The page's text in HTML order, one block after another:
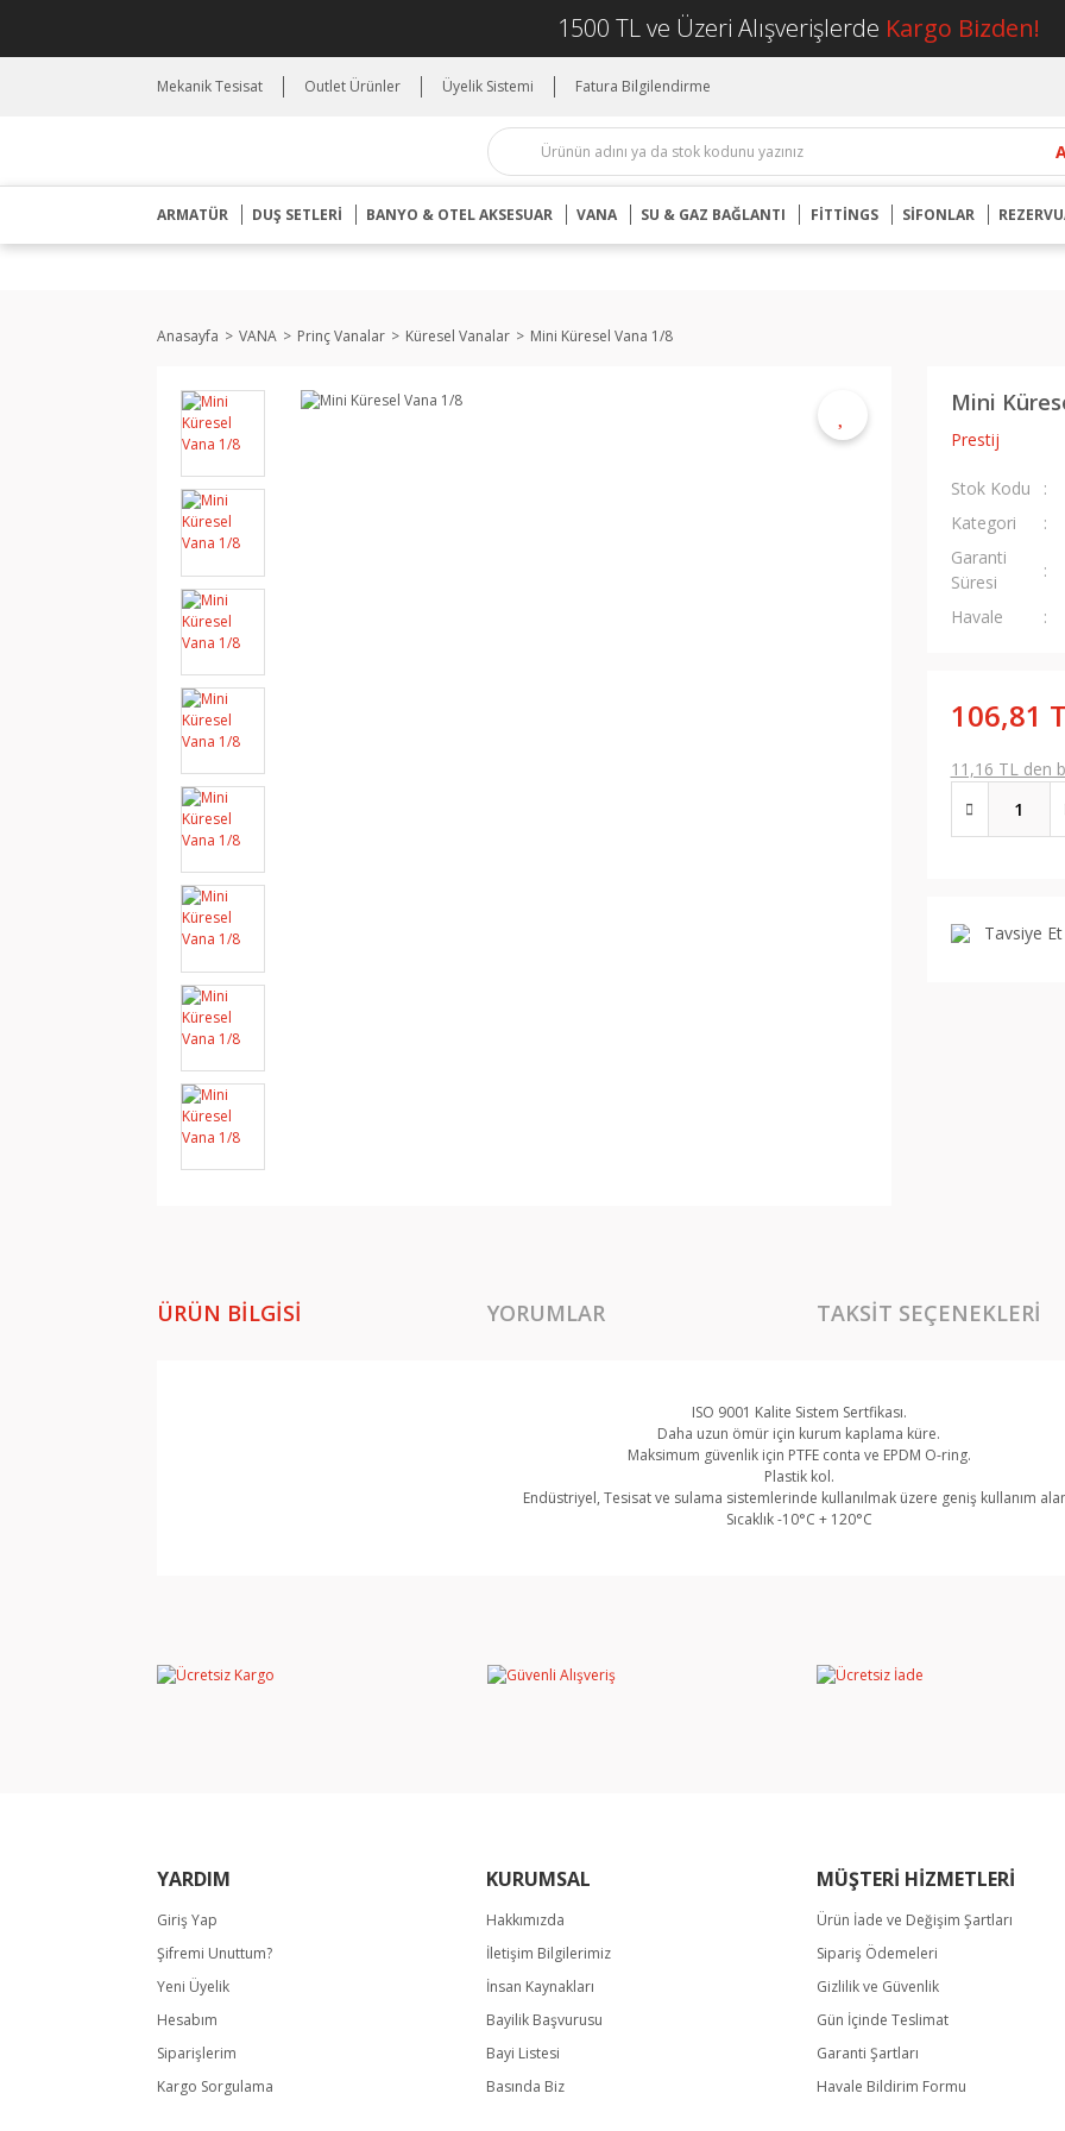
1500 TL ve Üzeri Alışverişlerde Kargo Bizden!
Mekanik Tesisat Outlet Ürünler Üyelik Sistemi Fatura Bilgilendirme
ARMATÜR DUŞ SETLERİ BANYO & OTEL AKSESUAR VANA SU & GAZ BAĞLANTI FİTTİNGS SİFONLAR
Anasayfa VANA Prinç Vanalar Küresel Vanalar Mini Küresel Vana 1/8
Mini
Prestij
Stok Kodu
Kategori
Garanti
Süresi
Havale
106,81
11,16 TL den
Tavsiye Et
ÜRÜN BILGISI YORUMLAR TAKSIT SEÇENEKLERI
ISO 9001 Kalite Sistem Sertfikası.
Daha uzun ömür için kurum kaplama küre.
Maksimum güvenlik için PTFE conta ve EPDM O-ring.
Plastik kol.
Endüstriyel, Tesisat ve sulama sistemlerinde kullanılmak üzere geniş kullanım
Sıcaklık -10°C + 120°C
Yorum Yaz
Ürün resmi kalitesiz, bozuk veya görüntülenemiyor.
Gönder
YARDIM
Giriş Yap
Şifremi Unuttum?
Yeni Üyelik
Hesabım
Siparişlerim
Kargo Sorgulama
KURUMSAL
Hakkımızda
İletişim Bilgilerimiz
İnsan Kaynakları
Bayilik Başvurusu
Bayi Listesi
Basında Biz
MÜŞTERİ HİZMETLERİ
Ürün İade ve Değişim Şartları
Sipariş Ödemeleri
Gizlilik ve Güvenlik
Gün İçinde Teslimat
Garanti Şartları
Havale Bildirim Formu